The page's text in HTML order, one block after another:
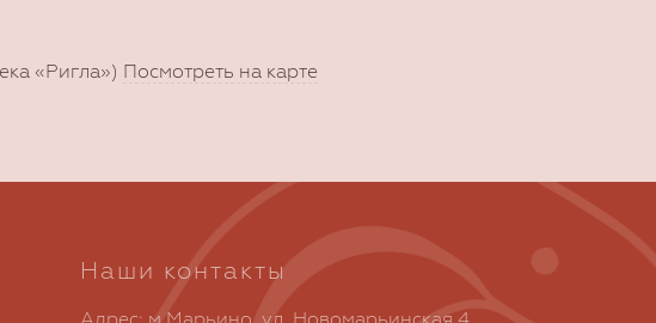
«Ригла») Посмотреть на карте
Наши контакты
Адрес: м.Марьино, ул. Новомарьинская 4